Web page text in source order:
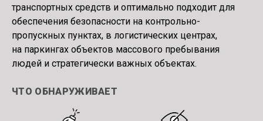
транспортных средств и оптимально подходит для
обеспечения безопасности на контрольно-
пропускных пунктах, в логистических центрах,
на паркингах объектов массового пребывания
людей и стратегически важных объектах.
ЧТО ОБНАРУЖИВАЕТ